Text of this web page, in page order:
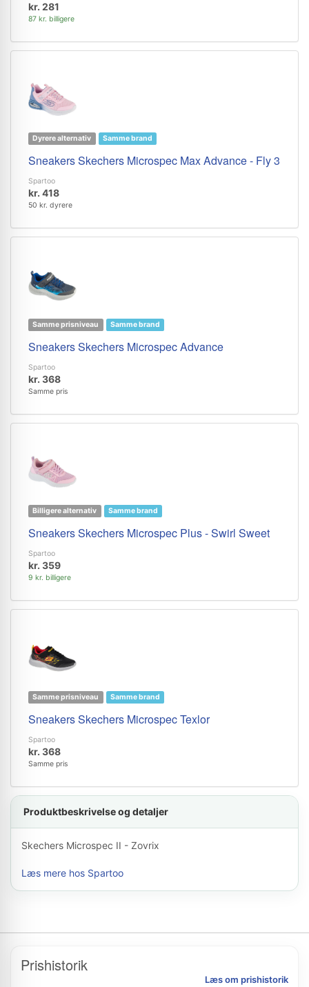
kr. 281
87 kr. billigere
Dyrere alternativ Samme brand
Sneakers Skechers Microspec Max Advance - Fly 3
Spartoo
kr. 418
50 kr. dyrere
Samme prisniveau Samme brand
Sneakers Skechers Microspec Advance
Spartoo
kr. 368
Samme pris
Billigere alternativ Samme brand
Sneakers Skechers Microspec Plus - Swirl Sweet
Spartoo
kr. 359
9 kr. billigere
Samme prisniveau Samme brand
Sneakers Skechers Microspec Texlor
Spartoo
kr. 368
Samme pris
Produktbeskrivelse og detaljer
Skechers Microspec II - Zovrix
Læs mere hos Spartoo
Prishistorik
Læs om prishistorik